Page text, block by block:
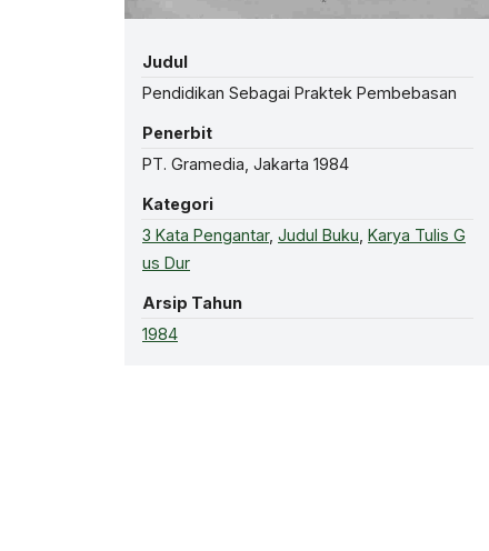
Judul
Pendidikan Sebagai Praktek Pembebasan
Penerbit
PT. Gramedia, Jakarta 1984
Kategori
3 Kata Pengantar, Judul Buku Karya Tulis G
us Dur
Arsip Tahun
1984